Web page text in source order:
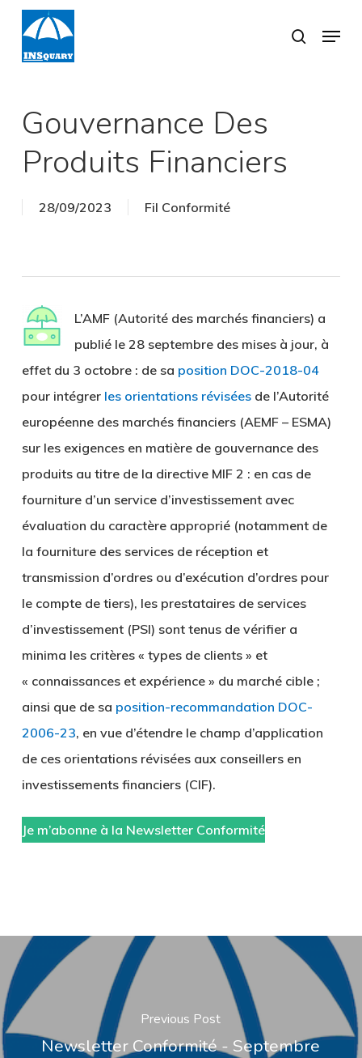
Skip
main
search
Menu
Gouvernance Des
Produits Financiers
28/09/2023 Fil Conformité
L’AMF (Autorité des marchés financiers) a
publié le 28 septembre des mises à jour, à
effet du 3 octobre : de sa position DOC-2018-04
pour intégrer les orientations réviséesde l’Autorité
européenne des marchés financiers (AEMF – ESMA)
sur les exigences en matière de gouvernance des
produits au titre de la directive MIF 2 : en cas de
fourniture d’un service d’investissement avec
évaluation du caractère approprié (notamment de
la fourniture des services de réception et
transmission d’ordres ou d’exécution d’ordres pour
le compte de tiers), les prestataires de services
d’investissement (PSI) sont tenus de vérifier a
minima les critères « types de clients » et
« connaissances et expérience » du marché cible ;
ainsi que de sa position-recommandation DOC-
2006-23, en vue d’étendre le champ d’application
de ces orientations révisées aux conseillers en
investissements financiers (CIF).
Je m’abonne à la Newsletter Conformité
Previous Post
Newsletter Conformité - Septembre